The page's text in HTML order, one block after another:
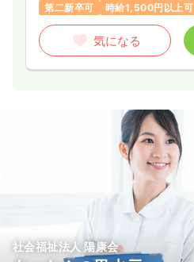
第二新卒可
時給1,500円以上可
気になる
社会福祉法人 陽康会